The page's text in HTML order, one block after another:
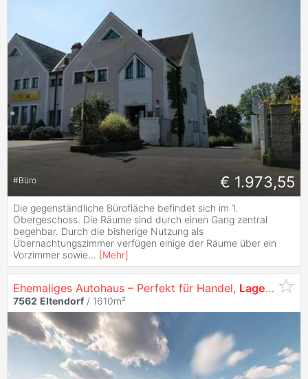
#Büro € 1.973,55
Die gegenständliche Bürofläche befindet sich im 1.
Obergeschoss. Die Räume sind durch einen Gang zentral
begehbar. Durch die bisherige Nutzung als
Übernachtungszimmer verfügen einige der Räume über ein
Vorzimmer sowie... [Mehr]
Ehemaliges Autohaus – Perfekt für Handel, Lager ,
7562 Eltendorf / 1610m²